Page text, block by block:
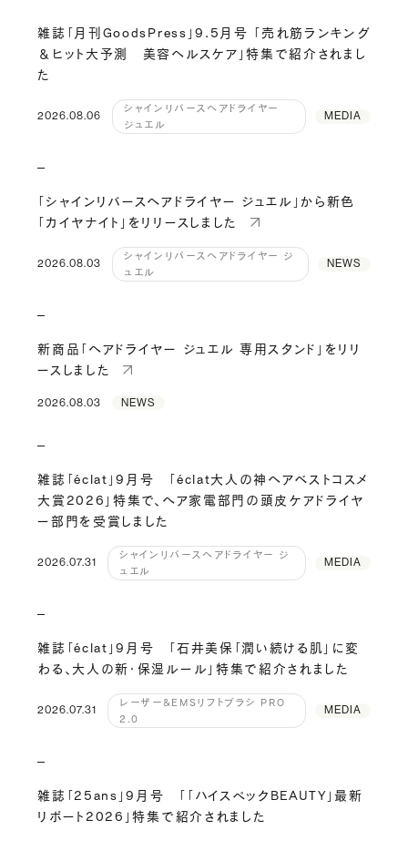
雑誌「月刊GoodsPress」9.5月号 「売れ筋ランキング
＆ヒット大予測 美容ヘルスケア」特集で紹介されまし
た
2026.08.06
シャインリバースヘアドライヤー
ジュエル
MEDIA
「シャインリバースヘアドライヤー ジュエル」から新色
「カイヤナイト」をリリースしました
2026.08.03
シャインリバースヘアドライヤー ジ
ュエル
NEWS
新商品「ヘアドライヤー ジュエル 専用スタンド」をリリ
ースしました
2026.08.03 NEWS
雑誌「éclat」9月号 「éclat大人の神ヘアベストコスメ
大賞2026」特集で、ヘア家電部門の頭皮ケアドライヤ
ー部門を受賞しました
2026.07.31
シャインリバースヘアドライヤー ジ
ュエル
MEDIA
雑誌「éclat」9月号 「石井美保「潤い続ける肌」に変
わる、大人の新・保湿ルール」特集で紹介されました
2026.07.31
レーザー&EMSリフトブラシ PRO
2.0
MEDIA
雑誌「25ans」9月号 「「ハイスペックBEAUTY」最新
リポート2026」特集で紹介されました